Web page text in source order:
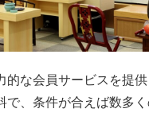
的な会員サービスを提
で、条件が合えば数多